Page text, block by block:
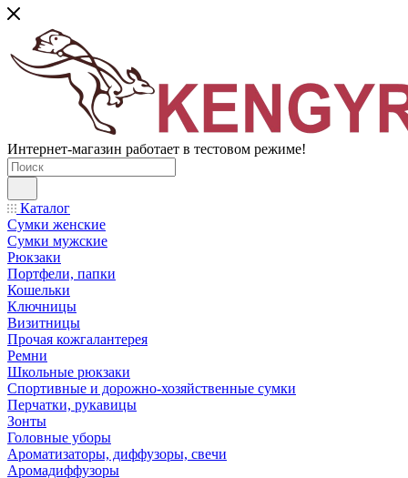
Интернет-магазин работает в тестовом режиме!
Каталог
Сумки женские
Сумки мужские
Рюкзаки
Портфели, папки
Кошельки
Ключницы
Визитницы
Прочая кожгалантерея
Ремни
Школьные рюкзаки
Спортивные и дорожно-хозяйственные сумки
Перчатки, рукавицы
Зонты
Головные уборы
Ароматизаторы, диффузоры, свечи
Аромадиффузоры